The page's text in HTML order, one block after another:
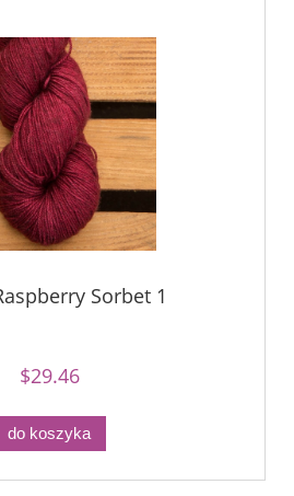
Sorbet 1
$29.46
do koszyka